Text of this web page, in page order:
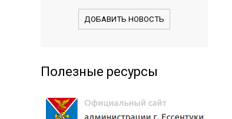
ДОБАВИТЬ НОВОСТЬ
Полезные ресурсы